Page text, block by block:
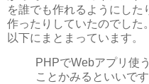
を誰でも作れるようにした
作ったりしていたのでした
以下にまとまっています。
PHPでWebアプリ使
ことかみるといいで